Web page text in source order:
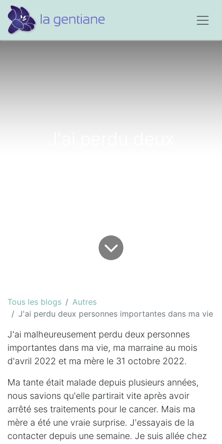
Tous les blogs
Autres
J'ai perdu deux personnes importantes dans ma vie
J'ai malheureusement perdu deux personnes
importantes dans ma vie, ma marraine au mois
d'avril 2022 et ma mère le 31 octobre 2022.
Ma tante était malade depuis plusieurs années,
nous savions qu'elle partirait vite après avoir
arrêté ses traitements pour le cancer. Mais ma
mère a été une vraie surprise. J'essayais de la
contacter depuis une semaine. Je suis allée chez